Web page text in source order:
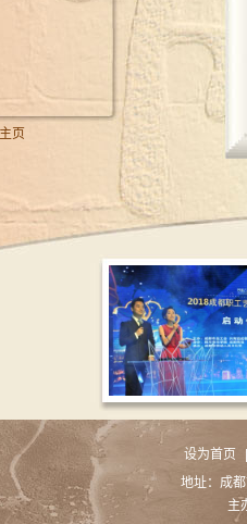
页
设为首页
地址：成
主